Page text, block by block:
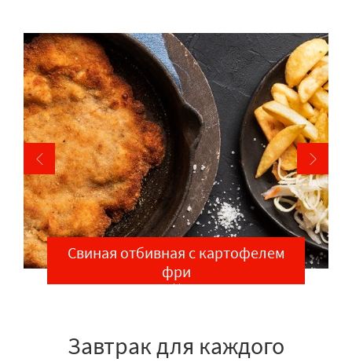
Свиная отбивная с картофелем
фри
3,99 zł / 100 g
Завтрак для каждого